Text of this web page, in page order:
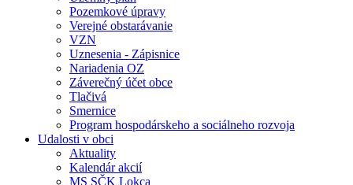
Pozemkové úpravy
Verejné obstarávanie
VZN
Uznesenia - Zápisnice
Nariadenia OZ
Záverečný účet obce
Tlačivá
Smernice
Program hospodárskeho a sociálneho rozvoja
Udalosti v obci
Aktuality
Kalendár akcií
MS SČK Lokca